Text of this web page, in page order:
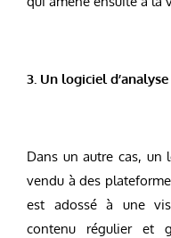
3. Un logiciel
Dans un autre cas, un
vendu à des
est adossé à une
contenu régulier et